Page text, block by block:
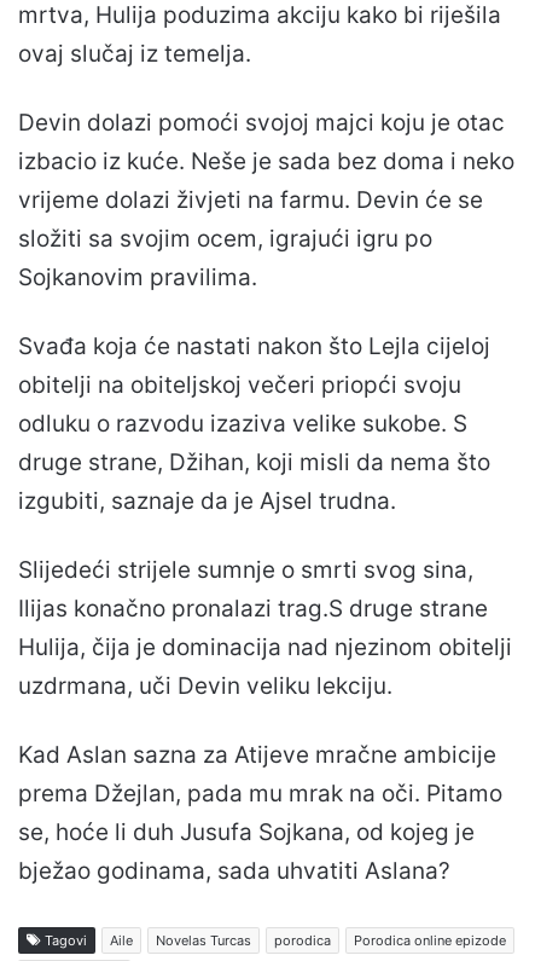
mrtva, Hulija poduzima akciju kako bi riješila
ovaj slučaj iz temelja.
Devin dolazi pomoći svojoj majci koju je otac
izbacio iz kuće. Neše je sada bez doma i neko
vrijeme dolazi živjeti na farmu. Devin će se
složiti sa svojim ocem, igrajući igru ​​po
Sojkanovim pravilima.
Svađa koja će nastati nakon što Lejla cijeloj
obitelji na obiteljskoj večeri priopći svoju
odluku o razvodu izaziva velike sukobe. S
druge strane, Džihan, koji misli da nema što
izgubiti, saznaje da je Ajsel trudna.
Slijedeći strijele sumnje o smrti svog sina,
Ilijas konačno pronalazi trag.S druge strane
Hulija, čija je dominacija nad njezinom obitelji
uzdrmana, uči Devin veliku lekciju.
Kad Aslan sazna za Atijeve mračne ambicije
prema Džejlan, pada mu mrak na oči. Pitamo
se, hoće li duh Jusufa Sojkana, od kojeg je
bježao godinama, sada uhvatiti Aslana?
Tagovi Aile Novelas Turcas porodica
Porodica online epizode